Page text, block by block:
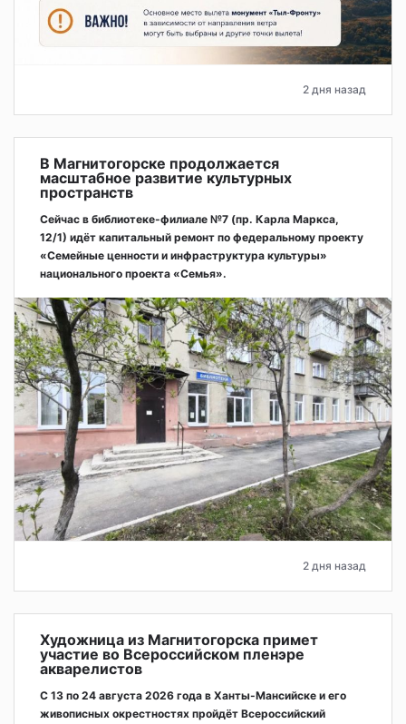
2 дня назад
В Магнитогорске продолжается
масштабное развитие культурных
пространств
Сейчас в библиотеке-филиале №7 (пр. Карла Маркса,
12/1) идёт капитальный ремонт по федеральному проекту
«Семейные ценности и инфраструктура культуры»
национального проекта «Семья».
2 дня назад
Художница из Магнитогорска примет
участие во Всероссийском пленэре
акварелистов
С 13 по 24 августа 2026 года в Ханты-Мансийске и его
живописных окрестностях пройдёт Всероссийский